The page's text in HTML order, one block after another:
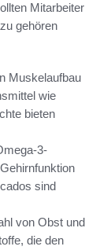
Mitarbeiter
gehören
Muskelaufbau
wie
bieten
3-
sind
von Obst und
die den